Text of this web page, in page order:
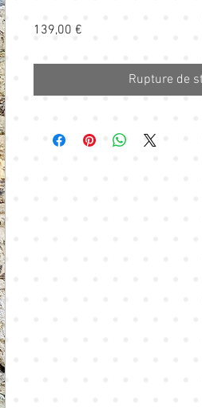
139,00 €
Rupture de